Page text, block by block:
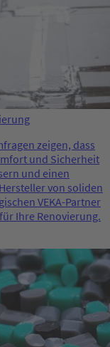
zeigen, dass
und Sicherheit
und einen
von soliden
VEKA-Partner
Ihre Renovierung.